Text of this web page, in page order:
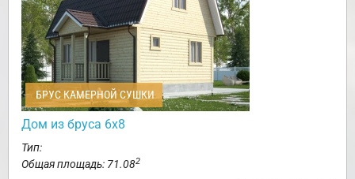
БРУС КАМЕРНОЙ СУШКИ
Дом из бруса 6х8
Тип:
Общая площадь: 71.082